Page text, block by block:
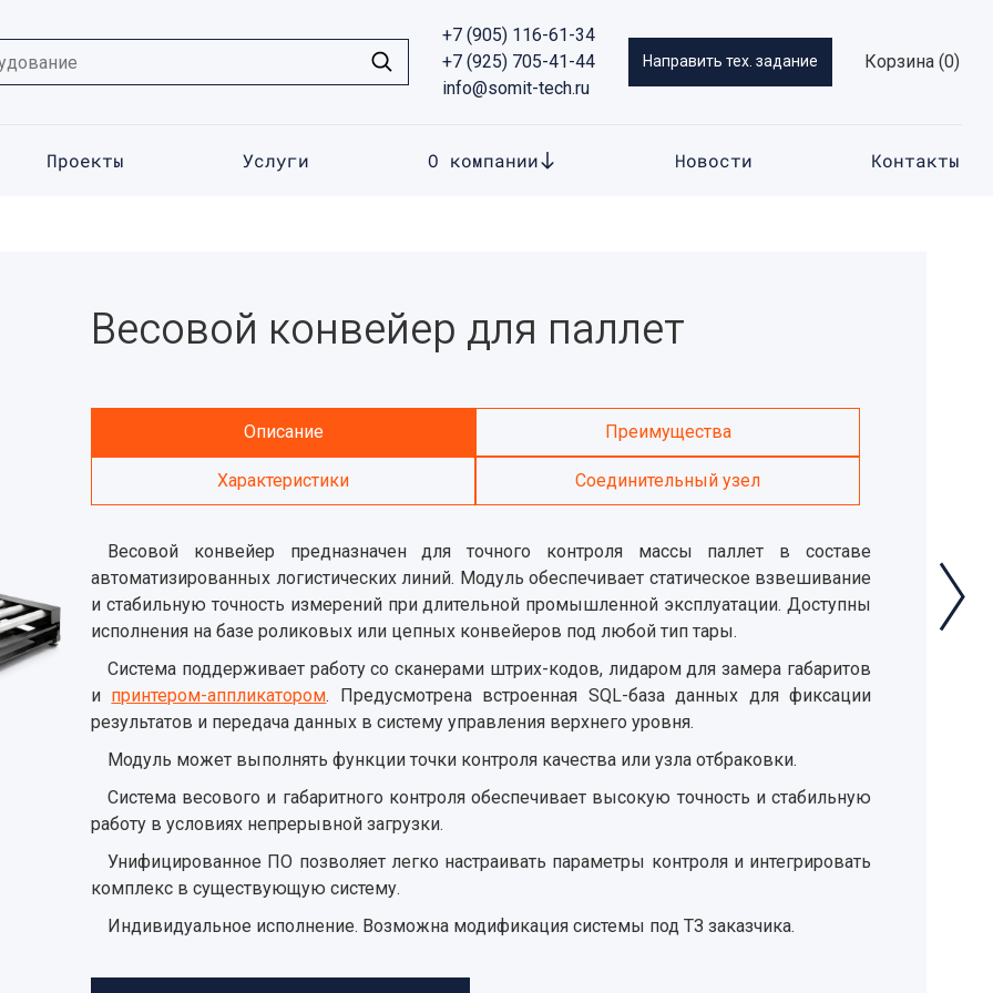
+7 (905) 116-61-34
+7 (925) 705-41-44
info@somit-tech.ru
Направить тех. задание Корзина
Проекты Услуги О компании Новости Контакты
Весовой конвейер для паллет
Описание Преимущества
Характеристики Соединительный узел
Весовой конвейер предназначен для точного контроля массы паллет в составе
автоматизированных логистических линий. Модуль обеспечивает статическое взвешивание
и стабильную точность измерений при длительной промышленной эксплуатации. Доступны
исполнения на базе роликовых или цепных конвейеров под любой тип тары.
Система поддерживает работу со сканерами штрих-кодов, лидаром для замера габаритов
и принтером-аппликатором. Предусмотрена встроенная SQL-база данных для фиксации
результатов и передача данных в систему управления верхнего уровня.
Модуль может выполнять функции точки контроля качества или узла отбраковки.
Система весового и габаритного контроля обеспечивает высокую точность и стабильную
работу в условиях непрерывной загрузки.
Унифицированное ПО позволяет легко настраивать параметры контроля и интегрировать
комплекс в существующую систему.
Индивидуальное исполнение. Возможна модификация системы под ТЗ заказчика.